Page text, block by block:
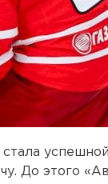
До этого